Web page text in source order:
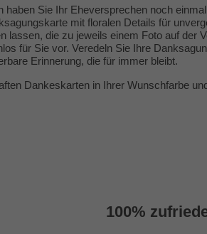
haben Sie Ihr Eheversprechen noch
mit floralen Details für
lassen, die zu jeweils einem Foto auf
für Sie vor. Veredeln Sie Ihre
Erinnerung, die für immer bleibt.
Dankeskarten in Ihrer Wunschfarbe
100%